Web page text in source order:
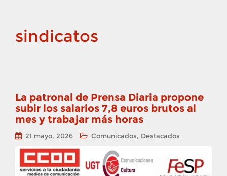
sindicatos
La patronal de Prensa Diaria propone
subir los salarios 7,8 euros brutos al
mes y trabajar más horas
21 mayo, 2026 Comunicados, Destacados